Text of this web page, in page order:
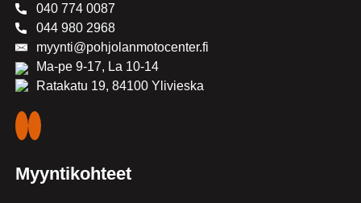
040 774 0087
044 980 2968
myynti@pohjolanmotocenter.fi
Ma-pe 9-17, La 10-14
Ratakatu 19, 84100 Ylivieska
Myyntikohteet